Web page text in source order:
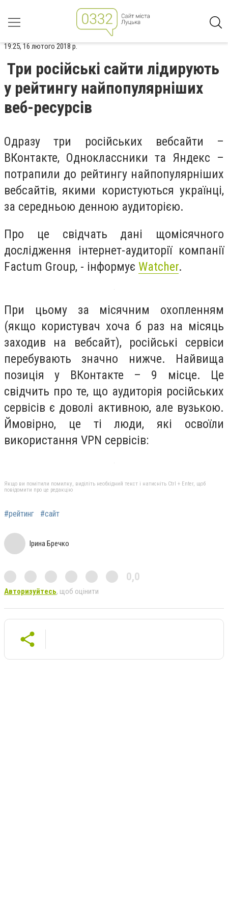
19:25, 16 лютого 2018 р.
Три російські сайти лідирують
у рейтингу найпопулярніших
веб-ресурсів
Одразу три російських вебсайти –
ВКонтакте, Одноклассники та Яндекс –
потрапили до рейтингу найпопулярніших
вебсайтів, якими користуються українці,
за середньою денною аудиторією.
Про це свідчать дані щомісячного
дослідження інтернет-аудиторії компанії
Factum Group, - інформує Watcher.
При цьому за місячним охопленням
(якщо користувач хоча б раз на місяць
заходив на вебсайт), російські сервіси
перебувають значно нижче. Найвища
позиція у ВКонтакте – 9 місце. Це
свідчить про те, що аудиторія російських
сервісів є доволі активною, але вузькою.
Ймовірно, це ті люди, які освоїли
використання VPN сервісів:
Якщо ви помітили помилку, виділіть необхідний текст і натисніть Ctrl + Enter, щоб
повідомити про це редакцію
#рейтинг #сайт
Ірина Бречко
0,0
Авторизуйтесь, щоб оцінити